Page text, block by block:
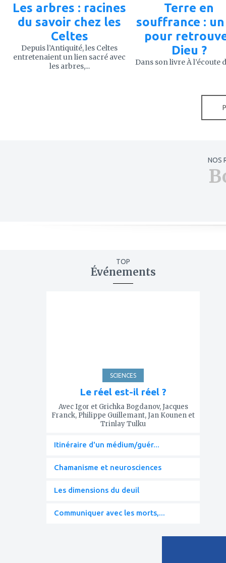
Les arbres : racines
du savoir chez les
Celtes
Depuis l’Antiquité, les Celtes
entretenaient un lien sacré avec
les arbres,...
Terre en
souffrance :
pour
Dieu ?
Dans son livre À l’écoute
NOS
TOP
Événements
SCIENCES
Le réel est-il réel ?
Avec Igor et Grichka Bogdanov, Jacques
Franck, Philippe Guillemant, Jan Kounen et
Trinlay Tulku
Itinéraire d'un médium/guér...
Chamanisme et neurosciences
Les dimensions du deuil
Communiquer avec les morts,...